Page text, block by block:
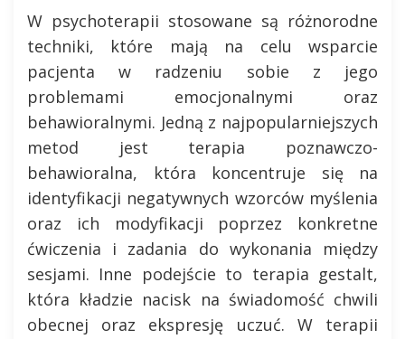
W psychoterapii stosowane są różnorodne
techniki, które mają na celu wsparcie
pacjenta w radzeniu sobie z jego
problemami emocjonalnymi oraz
behawioralnymi. Jedną z najpopularniejszych
metod jest terapia poznawczo-
behawioralna, która koncentruje się na
identyfikacji negatywnych wzorców myślenia
oraz ich modyfikacji poprzez konkretne
ćwiczenia i zadania do wykonania między
sesjami. Inne podejście to terapia gestalt,
która kładzie nacisk na świadomość chwili
obecnej oraz ekspresję uczuć. W terapii